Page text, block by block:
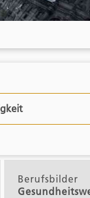
Tätigkeit
Berufsbilder